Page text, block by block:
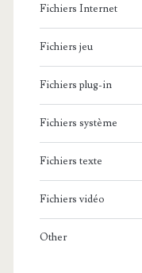
Fichiers Internet
Fichiers jeu
Fichiers plug-in
Fichiers système
Fichiers texte
Fichiers vidéo
Other